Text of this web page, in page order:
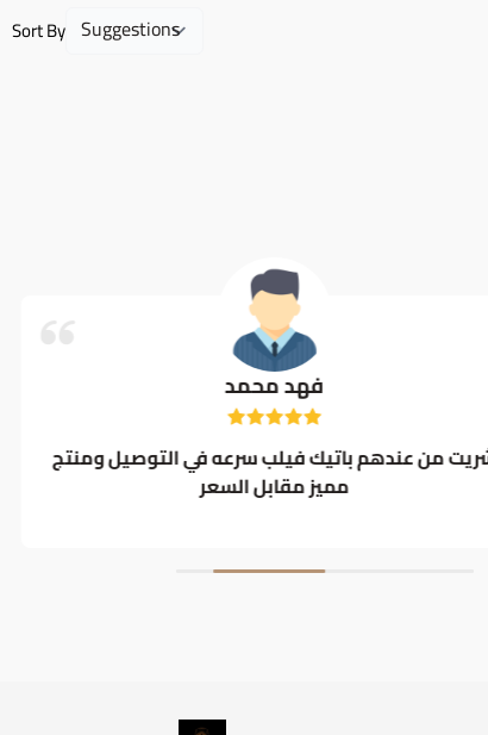
Sort By
فهد محمد
من عندهم باتيك فيلب سرعه في التوصيل ومنتج
مميز مقابل السعر